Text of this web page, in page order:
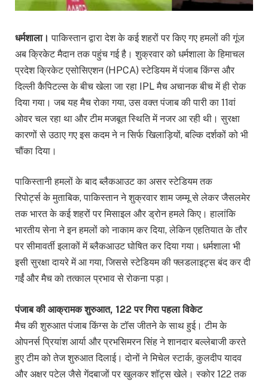
धर्मशाला। पाकिस्तान द्वारा देश के कई शहरों पर किए गए हमलों की गूंज
अब क्रिकेट मैदान तक पहुंच गई है। शुक्रवार को धर्मशाला के हिमाचल
प्रदेश क्रिकेट एसोसिएशन (HPCA) स्टेडियम में पंजाब किंग्स और
दिल्ली कैपिटल्स के बीच खेला जा रहा IPL मैच अचानक बीच में ही रोक
दिया गया। जब यह मैच रोका गया, उस वक्त पंजाब की पारी का 11वां
ओवर चल रहा था और टीम मजबूत स्थिति में नजर आ रही थी। सुरक्षा
कारणों से उठाए गए इस कदम ने न सिर्फ खिलाड़ियों, बल्कि दर्शकों को भी
चौंका दिया।
पाकिस्तानी हमलों के बाद ब्लैकआउट का असर स्टेडियम तक
रिपोर्ट्स के मुताबिक, पाकिस्तान ने शुक्रवार शाम जम्मू से लेकर जैसलमेर
तक भारत के कई शहरों पर मिसाइल और ड्रोन हमले किए। हालांकि
भारतीय सेना ने इन हमलों को नाकाम कर दिया, लेकिन एहतियात के तौर
पर सीमावर्ती इलाकों में ब्लैकआउट घोषित कर दिया गया। धर्मशाला भी
इसी सुरक्षा दायरे में आ गया, जिससे स्टेडियम की फ्लडलाइट्स बंद कर दी
गईं और मैच को तत्काल प्रभाव से रोकना पड़ा।
पंजाब की आक्रामक शुरुआत, 122 पर गिरा पहला विकेट
मैच की शुरुआत पंजाब किंग्स के टॉस जीतने के साथ हुई। टीम के
ओपनर्स प्रियांश आर्या और प्रभसिमरन सिंह ने शानदार बल्लेबाजी करते
हुए टीम को तेज शुरुआत दिलाई। दोनों ने मिचेल स्टार्क, कुलदीप यादव
और अक्षर पटेल जैसे गेंदबाजों पर खुलकर शॉट्स खेले। स्कोर 122 तक